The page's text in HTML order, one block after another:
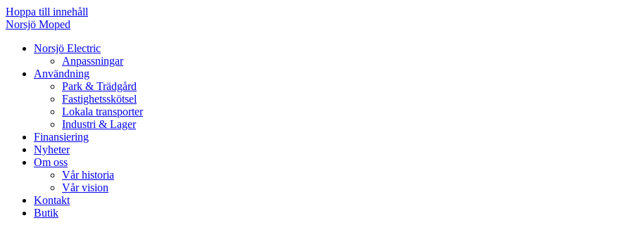
Hoppa till innehåll
Norsjö Moped
Norsjö Electric
Anpassningar
Användning
Park & Trädgård
Fastighetsskötsel
Lokala transporter
Industri & Lager
Finansiering
Nyheter
Om oss
Vår historia
Vår vision
Kontakt
Butik